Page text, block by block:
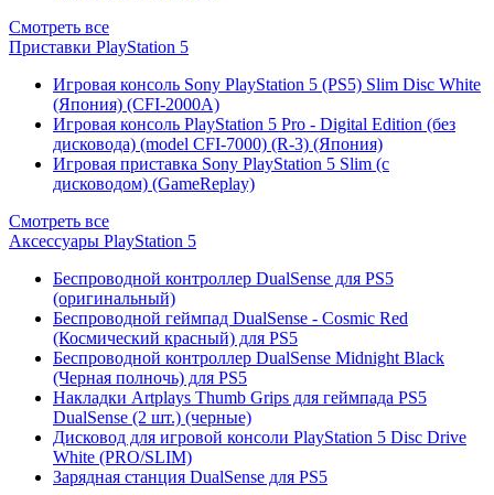
Смотреть все
Приставки PlayStation 5
Игровая консоль Sony PlayStation 5 (PS5) Slim Disc White
(Япония) (CFI-2000A)
Игровая консоль PlayStation 5 Pro - Digital Edition (без
дисковода) (model CFI-7000) (R-3) (Япония)
Игровая приставка Sony PlayStation 5 Slim (с
дисководом) (GameReplay)
Смотреть все
Аксессуары PlayStation 5
Беспроводной контроллер DualSense для PS5
(оригинальный)
Беспроводной геймпад DualSense - Cosmic Red
(Космический красный) для PS5
Беспроводной контроллер DualSense Midnight Black
(Черная полночь) для PS5
Накладки Artplays Thumb Grips для геймпада PS5
DualSense (2 шт.) (черные)
Дисковод для игровой консоли PlayStation 5 Disc Drive
White (PRO/SLIM)
Зарядная станция DualSense для PS5